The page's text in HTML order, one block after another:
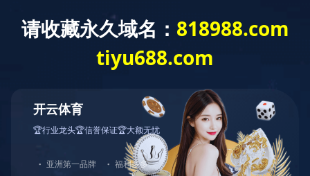
格
上市文件 - [发售以供认购] 黄色申请表格
上一条资讯：上市文件 - [发售以供认购] 绿色申请表